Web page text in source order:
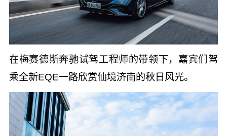
在梅赛德斯奔驰试驾工程师的带领下，嘉宾们驾
乘全新EQE一路欣赏仙境济南的秋日风光。